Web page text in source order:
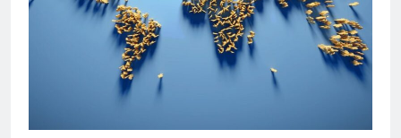
a Tisza Világ
applikáció
botránya
10 Hónap Ezelőtt
Dobrev programot
hirdet, a Tisza a Dunán
hajókázik
10 Hónap Ezelőtt